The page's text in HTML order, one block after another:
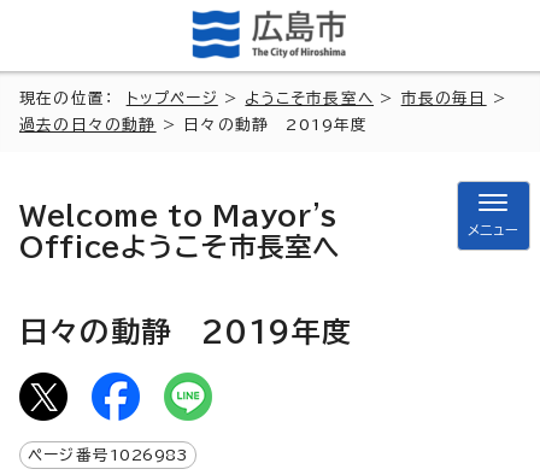
現在の位置： トップページ > ようこそ市長室へ > 市長の毎日
>
過去の日々の動静
> 日々の動静 2019年度
Welcome to Mayor's
Officeようこそ市長室へ
メニュー
日々の動静 2019年度
ページ番号 1026983